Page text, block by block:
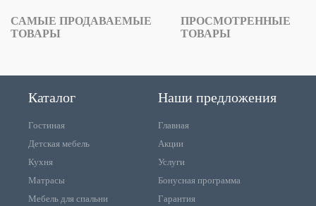
САМЫЕ ПРОДАВАЕМЫЕ
ТОВАРЫ
ПРОСМОТРЕННЫЕ
ТОВАРЫ
Каталог
Гостиная
Детская мебель
Кухня
Матрасы
Мебель для спальни
Наши предложения
Главная
Акции
Услуги
Бонусная программа
Гарантия